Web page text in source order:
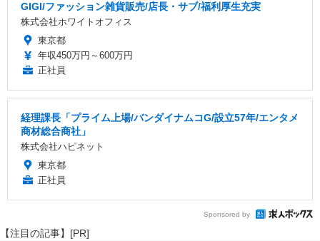
GIGI/ファッション雑貨販売/店長・サブ/福利厚生充実
株式会社ホワイトオフィス
東京都
年収450万円～600万円
正社員
経理課長「プライム上場/バンダイナムコG/設立57年/エンタメ
商材総合商社」
株式会社ハピネット
東京都
正社員
Sponsored by
【注目の記事】[PR]